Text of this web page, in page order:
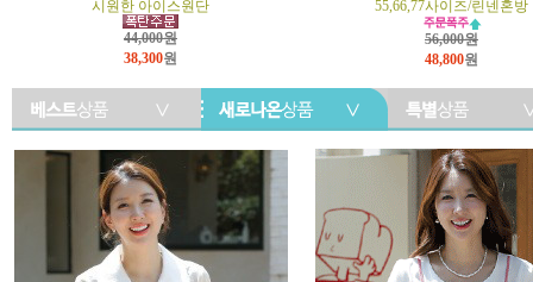
시원한 아이스원단
44,000원
38,300원
55,66,77사이즈/린넨혼방
56,000원
48,800원